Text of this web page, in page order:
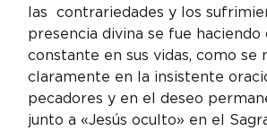
las  contrariedades y los
presencia divina se fue haciendo
constante en sus vidas, como se
claramente en la insistente
pecadores y en el deseo
junto a «Jesús oculto» en el